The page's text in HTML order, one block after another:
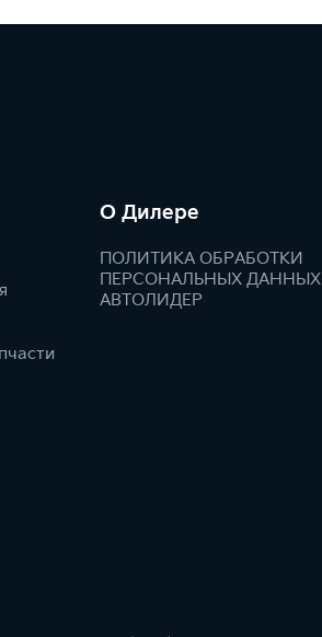
О Дилере
ПОЛИТИКА ОБРАБОТКИ
ПЕРСОНАЛЬНЫХ ДАННЫХ
АВТОЛИДЕР